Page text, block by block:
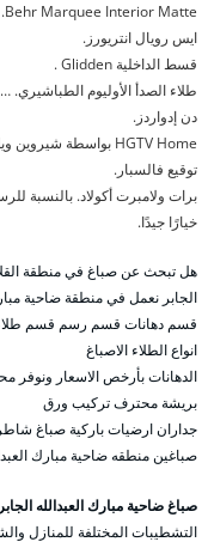
Behr Marquee Interior Matte.
ايس رويال انتريورز.
قسط الداخلية Glidden .
طلاء الصدأ الأوليوم الطباشيري. …
دن إدواردز.
HGTV Home بواسطة شيروين ويليامز.
توقيع فالسبار.
خيارًا جيدًا.
هل تبحث عن صباغ في منطقة
الجابر نعمل في منطقة ضاحية
قسم دهانات قسم رسم قسم طلاء
انواع الطلاء الاصباغ
الدهانات بأرخص الاسعار ونوفر
بريشة محترف تركيب ورق
جداران ارضيات باركية صباغ
صباغين منطقه ضاحية مبارك
صباغ ضاحية مبارك العبدالله الجابر
التشطيبات المختلفة للمنازل